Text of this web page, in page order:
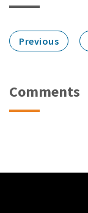
Previous
Comments